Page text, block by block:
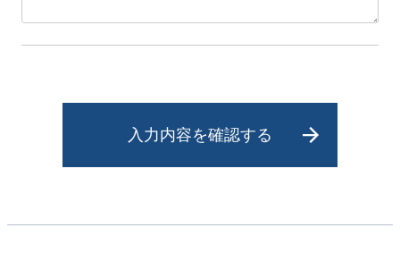
入力内容を確認する